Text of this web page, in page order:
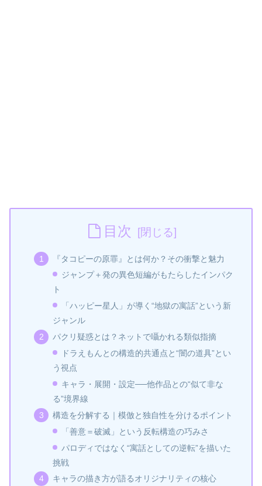
目次
『タコピーの原罪』とは何か？その衝撃と魅力
ジャンプ＋発の異色短編がもたらしたインパク
ト
「ハッピー星人」が導く“地獄の寓話”という新
ジャンル
パクリ疑惑とは？ネットで囁かれる類似指摘
ドラえもんとの構造的共通点と“闇の道具”とい
う視点
キャラ・展開・設定──他作品との“似て非な
る”境界線
構造を分解する｜模倣と独自性を分けるポイント
「善意＝破滅」という反転構造の巧みさ
パロディではなく“寓話としての逆転”を描いた
挑戦
キャラの描き方が語るオリジナリティの核心